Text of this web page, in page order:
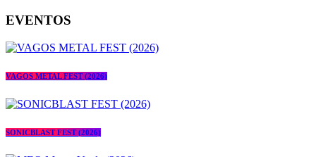
EVENTOS
VAGOS METAL FEST (2026)
SONICBLAST FEST (2026)